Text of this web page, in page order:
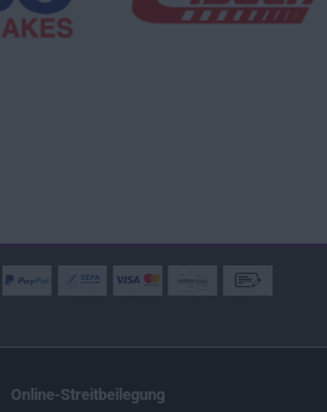
Online-Streitbeilegung